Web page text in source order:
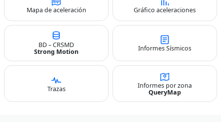
Mapa de aceleración Gráfico aceleraciones
BD – CRSMD
Strong Motion
Informes Sísmicos
Trazas
Informes por zona
QueryMap